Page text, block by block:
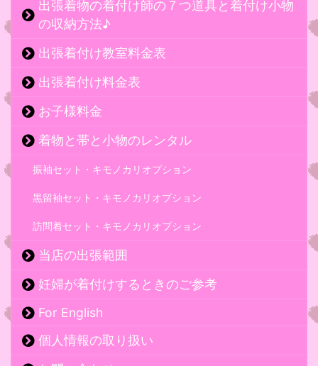
出張着物の着付け師の７つ道具と着付け小物
の収納方法♪
出張着付け教室料金表
出張着付け料金表
お子様料金
着物と帯と小物のレンタル
振袖セット・キモノカリオプション
黒留袖セット・キモノカリオプション
訪問着セット・キモノカリオプション
当店の出張範囲
妊婦が着付けするときのご参考
For English
個人情報の取り扱い